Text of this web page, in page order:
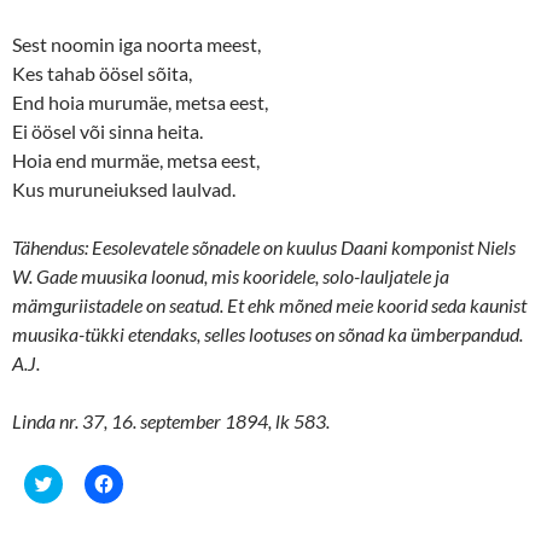
Sest noomin iga noorta meest,
Kes tahab öösel sõita,
End hoia murumäe, metsa eest,
Ei öösel või sinna heita.
Hoia end murmäe, metsa eest,
Kus muruneiuksed laulvad.
Tähendus: Eesolevatele sõnadele on kuulus Daani komponist Niels
W. Gade muusika loonud, mis kooridele, solo-lauljatele ja
mämguriistadele on seatud. Et ehk mõned meie koorid seda kaunist
muusika-tükki etendaks, selles lootuses on sõnad ka ümberpandud.
A.J.
Linda nr. 37, 16. september 1894, lk 583.
C
l
C
l